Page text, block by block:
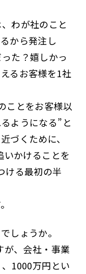
わが社のこと
から発注し
た？嬉しかっ
るお客様を1社
ことをお客様以
ようになる”と
づくために、
かけることを
ける最初の半
しょうか。
が、会社・事業
1000万円とい